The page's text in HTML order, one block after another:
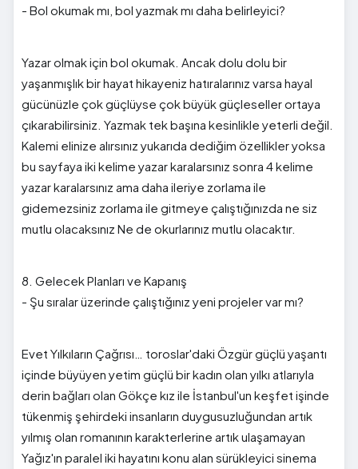
- Bol okumak mı, bol yazmak mı daha belirleyici?
Yazar olmak için bol okumak. Ancak dolu dolu bir
yaşanmışlık bir hayat hikayeniz hatıralarınız varsa hayal
gücünüzle çok güçlüyse çok büyük güçleseller ortaya
çıkarabilirsiniz. Yazmak tek başına kesinlikle yeterli değil.
Kalemi elinize alırsınız yukarıda dediğim özellikler yoksa
bu sayfaya iki kelime yazar karalarsınız sonra 4 kelime
yazar karalarsınız ama daha ileriye zorlama ile
gidemezsiniz zorlama ile gitmeye çalıştığınızda ne siz
mutlu olacaksınız Ne de okurlarınız mutlu olacaktır.
8. Gelecek Planları ve Kapanış
- Şu sıralar üzerinde çalıştığınız yeni projeler var mı?
Evet Yılkıların Çağrısı… toroslar'daki Özgür güçlü yaşantı
içinde büyüyen yetim güçlü bir kadın olan yılkı atlarıyla
derin bağları olan Gökçe kız ile İstanbul'un keşfet işinde
tükenmiş şehirdeki insanların duygusuzluğundan artık
yılmış olan romanının karakterlerine artık ulaşamayan
Yağız'ın paralel iki hayatını konu alan sürükleyici sinema